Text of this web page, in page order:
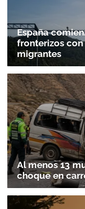
España
fronterizos
migrantes
Al menos 13
choque en